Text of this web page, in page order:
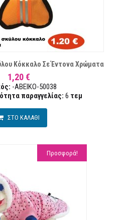
Κόκκαλο Σε Έντονα Χρώματα
1,20 €
-ABEIKO-50038
παραγγελίας: 6 τεµ
ΣΤΟ ΚΑΛΑΘΙ
Προσφορά!